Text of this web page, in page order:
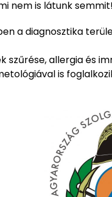
nem is látunk
a diagnosztika
allergia és
is